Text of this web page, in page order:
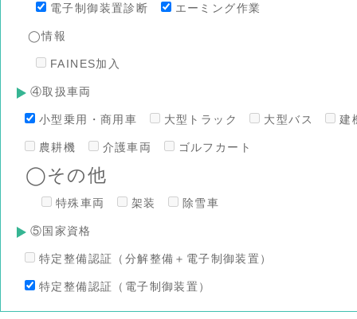
電子制御装置診断 エーミング作業
◯情報
FAINES加入
④取扱車両
小型乗用・商用車 大型トラック 大型バス 建
農耕機 介護車両 ゴルフカート
◯その他
特殊車両 架装 除雪車
⑤国家資格
特定整備認証（分解整備＋電子制御装置）
特定整備認証（電子制御装置）